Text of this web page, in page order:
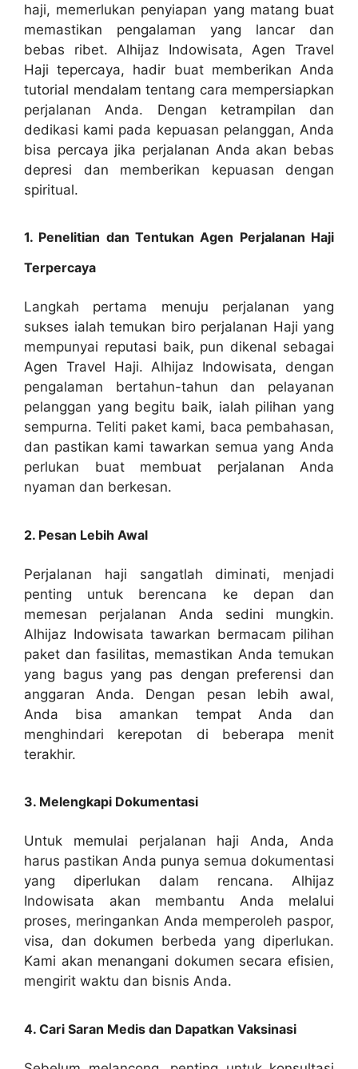
haji, memerlukan penyiapan yang matang buat
memastikan pengalaman yang lancar dan
bebas ribet. Alhijaz Indowisata, Agen Travel
Haji tepercaya, hadir buat memberikan Anda
tutorial mendalam tentang cara mempersiapkan
perjalanan Anda. Dengan ketrampilan dan
dedikasi kami pada kepuasan pelanggan, Anda
bisa percaya jika perjalanan Anda akan bebas
depresi dan memberikan kepuasan dengan
spiritual.
1. Penelitian dan Tentukan Agen Perjalanan Haji
Terpercaya
Langkah pertama menuju perjalanan yang
sukses ialah temukan biro perjalanan Haji yang
mempunyai reputasi baik, pun dikenal sebagai
Agen Travel Haji. Alhijaz Indowisata, dengan
pengalaman bertahun-tahun dan pelayanan
pelanggan yang begitu baik, ialah pilihan yang
sempurna. Teliti paket kami, baca pembahasan,
dan pastikan kami tawarkan semua yang Anda
perlukan buat membuat perjalanan Anda
nyaman dan berkesan.
2. Pesan Lebih Awal
Perjalanan haji sangatlah diminati, menjadi
penting untuk berencana ke depan dan
memesan perjalanan Anda sedini mungkin.
Alhijaz Indowisata tawarkan bermacam pilihan
paket dan fasilitas, memastikan Anda temukan
yang bagus yang pas dengan preferensi dan
anggaran Anda. Dengan pesan lebih awal,
Anda bisa amankan tempat Anda dan
menghindari kerepotan di beberapa menit
terakhir.
3. Melengkapi Dokumentasi
Untuk memulai perjalanan haji Anda, Anda
harus pastikan Anda punya semua dokumentasi
yang diperlukan dalam rencana. Alhijaz
Indowisata akan membantu Anda melalui
proses, meringankan Anda memperoleh paspor,
visa, dan dokumen berbeda yang diperlukan.
Kami akan menangani dokumen secara efisien,
mengirit waktu dan bisnis Anda.
4. Cari Saran Medis dan Dapatkan Vaksinasi